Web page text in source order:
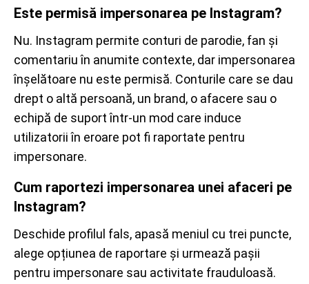
Este permisă impersonarea pe Instagram?
Nu. Instagram permite conturi de parodie, fan și
comentariu în anumite contexte, dar impersonarea
înșelătoare nu este permisă. Conturile care se dau
drept o altă persoană, un brand, o afacere sau o
echipă de suport într-un mod care induce
utilizatorii în eroare pot fi raportate pentru
impersonare.
Cum raportezi impersonarea unei afaceri pe
Instagram?
Deschide profilul fals, apasă meniul cu trei puncte,
alege opțiunea de raportare și urmează pașii
pentru impersonare sau activitate frauduloasă.